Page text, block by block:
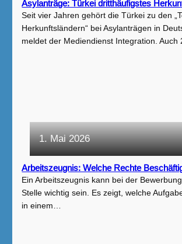
Asylanträge: Türkei dritthäufigstes
Seit vier Jahren gehört die Türkei zu den
Herkunftsländern“ bei Asylanträgen in
meldet der Mediendienst Integration.
1. Mai 2026
Arbeitszeugnis: Welche Rechte
Ein Arbeitszeugnis kann bei der
Stelle wichtig sein. Es zeigt, welche
in einem…